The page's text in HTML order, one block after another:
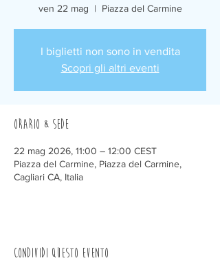
ven 22 mag
  |
Piazza del Carmine
I biglietti non sono in vendita
Scopri gli altri eventi
Orario & Sede
22 mag 2026, 11:00 – 12:00 CEST
Piazza del Carmine, Piazza del Carmine,
Cagliari CA, Italia
Condividi questo evento